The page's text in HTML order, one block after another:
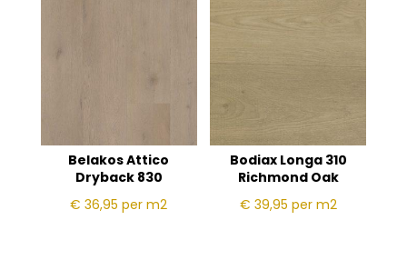
Belakos Attico
Dryback 830
€ 36,95per m2
Bodiax Longa 310
Richmond Oak
€ 39,95 per m2